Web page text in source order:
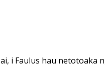
i Faulus hau netotoaka